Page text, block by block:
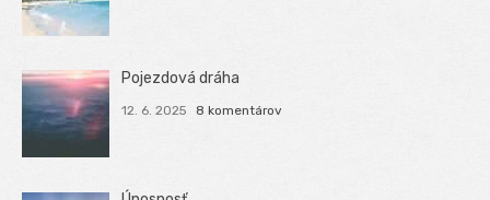
Pojezdová dráha
12. 6. 2025 8 komentárov